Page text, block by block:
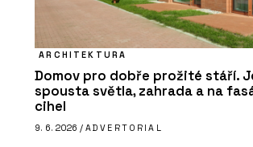
ARCHITEKTURA
Domov pro dobře prožité stáří.
spousta světla, zahrada a na
cihel
9. 6. 2026 / ADVERTORIAL